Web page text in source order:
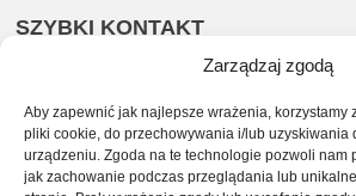
Zarządzaj zgodą
Aby zapewnić jak najlepsze wrażenia, korzystamy
pliki cookie, do przechowywania i/lub uzyskiwania
urządzeniu. Zgoda na te technologie pozwoli nam
jak zachowanie podczas przeglądania lub
SZYBKI KONTAKT
sklep@zlotaszafa.pl
SOCIAL MEDIA